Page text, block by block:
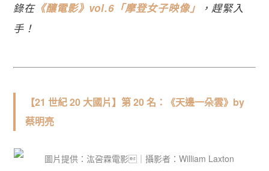
錄在《釀電影》vol.6「摩登女子映像」
，趕緊入
手！
【21 世紀 20 大國片】第 20 名：《天邊一朵雲》by
蔡明亮